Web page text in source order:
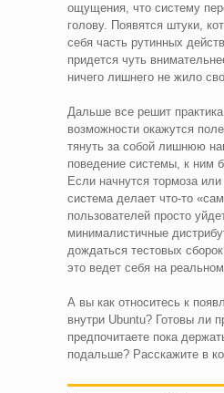
ощущения, что систему
голову. Появятся штуки,
себя часть рутинных
придется чуть
ничего лишнего не жило
Дальше все решит
возможности окажутся
тянуть за собой лишнюю
поведение системы, к ним
Если начнутся тормоза
система делает что-то
пользователей просто
минималистичные
дождаться тестовых
это ведет себя на
А вы как относитесь к
внутри Ubuntu? Готовы ли
предпочитаете пока
подальше? Расскажите в